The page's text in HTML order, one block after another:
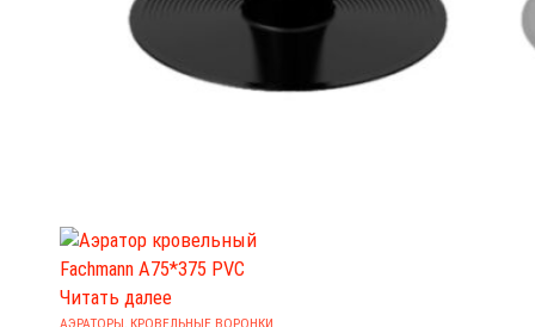
Читать далее
АЭРАТОРЫ, КРОВЕЛЬНЫЕ ВОРОНКИ